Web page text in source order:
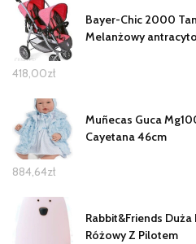
Bayer-Chic 2000
Melanżowy
418,00zł
Muñecas Guca
Cayetana 46cm
884,64zł
Rabbit&Friends
Różowy Z Pilotem